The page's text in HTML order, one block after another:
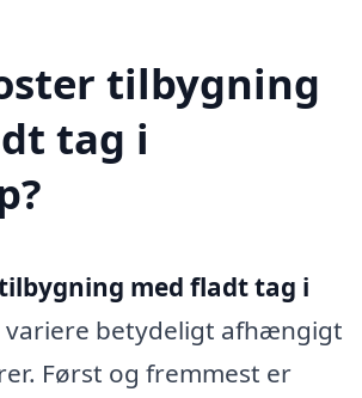
tilbygning
tag i
med fladt tag i
variere betydeligt afhængigt
Først og fremmest er